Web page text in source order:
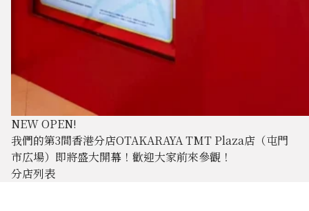
NEW OPEN!
我們的第3間香港分店OTAKARAYA TMT Plaza店（屯門
市広場）即將盛大開幕！歡迎大家前來參觀！
分店列表